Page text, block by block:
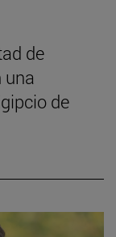
de
una
de